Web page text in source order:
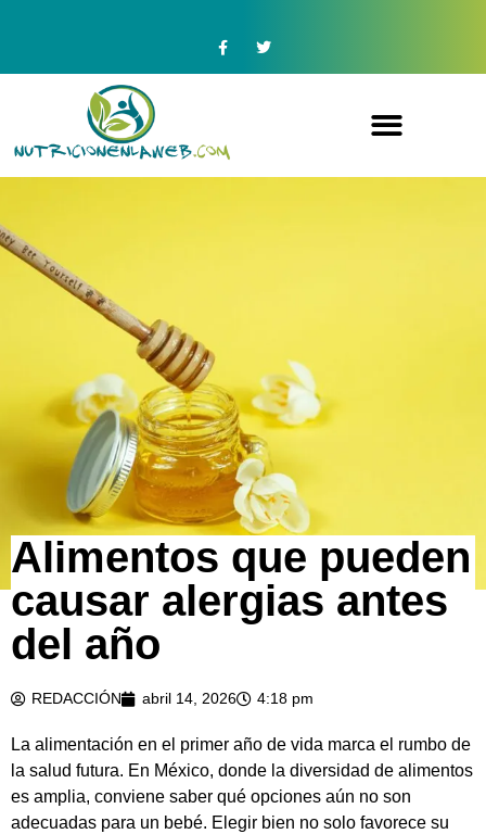
Alimentos que pueden
causar alergias antes
del año
REDACCIÓN abril 14, 2026 4:18 pm
La alimentación en el primer año de vida marca el rumbo de
la salud futura. En México, donde la diversidad de alimentos
es amplia, conviene saber qué opciones aún no son
adecuadas para un bebé. Elegir bien no solo favorece su